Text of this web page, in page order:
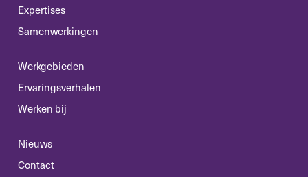
Expertises
Samenwerkingen
Werkgebieden
Ervaringsverhalen
Werken bij
Nieuws
Contact